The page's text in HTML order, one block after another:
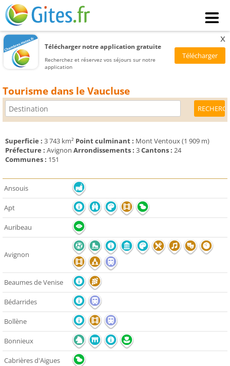
Télécharger notre application gratuite
Recherchez et réservez vos séjours sur notre
application
x
Tourisme dans le Vaucluse
Superficie : 3 743 km² Point culminant : Mont Ventoux (1 909 m)
Préfecture : Avignon Arrondissements : 3Cantons : 24
Communes : 151
Ansouis
Apt
Auribeau
Avignon
Beaumes de Venise
Bédarrides
Bollène
Bonnieux
Cabrières d'Aigues